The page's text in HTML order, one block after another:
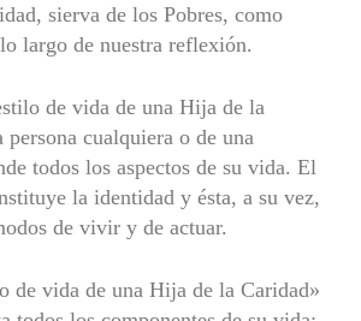
sierva de los Pobres, como
largo de nuestra reflexión.
de vida de una Hija de la
persona cualquiera o de una
todos los aspectos de su vida. El
la identidad y ésta, a su vez,
de vivir y de actuar.
de vida de una Hija de la Caridad»